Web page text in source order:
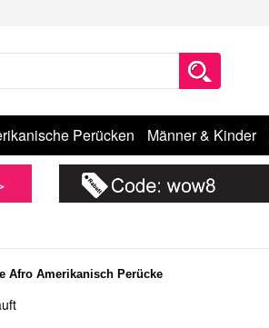
Perücken Männer & Kinder
Afro Amerikanisch Perücke